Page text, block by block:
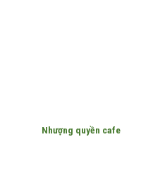
Nhượng quyền cafe